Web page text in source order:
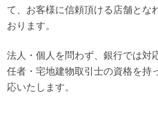
御器所店
て、お客様に信頼頂ける店舗とな
おります。
法人・個人を問わず、銀行では対
任者・宅地建物取引士の資格を持
応いたします。